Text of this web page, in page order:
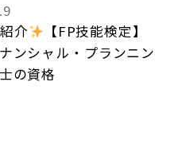
介
【FP技能検定】
ンシャル・プランニン
の資格